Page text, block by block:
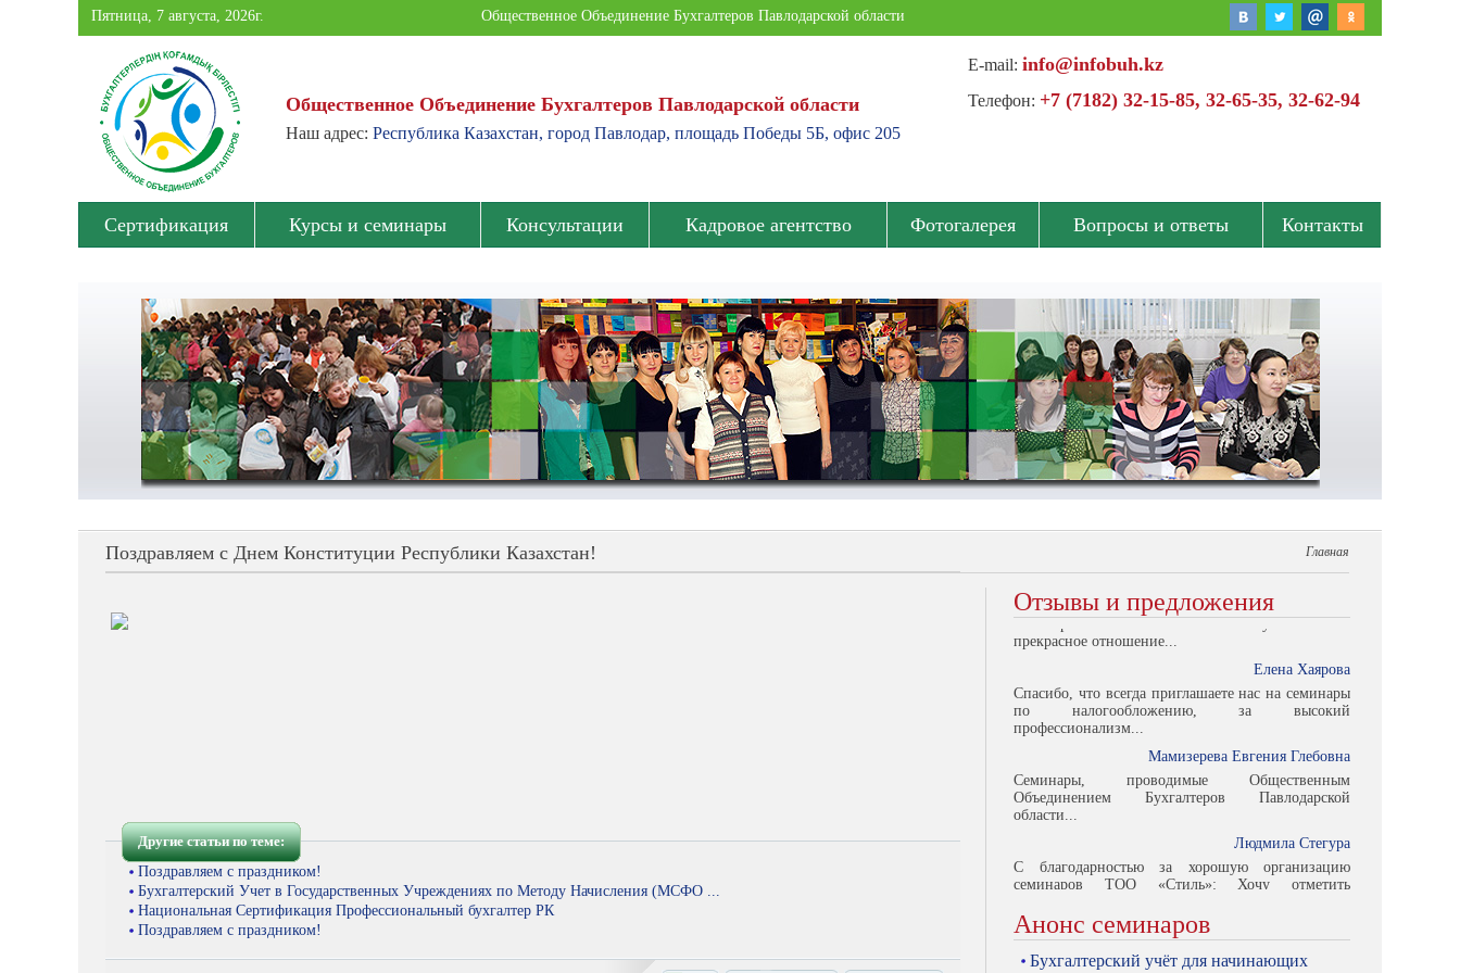
Пятница, 7 августа, 2026г. Общественное Объединение Бухгалтеров Павлодарской области
Общественное
Объединение
Бухгалтеров
Общественное Объединение Бухгалтеров Павлодарской области
Наш адрес: Республика Казахстан, город Павлодар, площадь Победы 5Б, офис 205
E-mail: info@infobuh.kz
Телефон: +7 (7182) 32-15-85, 32-65-35, 32-62-94
Сертификация Курсы и семинары Консультации Кадровое агентство Фотогалерея Вопросы и ответы Контакты
Поздравляем с Днем Конституции Республики Казахстан!
Другие статьи по теме:
Поздравляем с праздником!
Бухгалтерский Учет в Государственных Учреждениях по Методу Начисления (МСФО ...
Национальная Сертификация Профессиональный бухгалтер РК
Поздравляем с праздником!
Главная
Отзывы и предложения
Спасибо, что всегда приглашаете нас на семинары
по налогообложению, за высокий
профессионализм...
Мамизерева Евгения Глебовна
Семинары, проводимые Общественным
области...
семинаров ТОО «Стиль»: Хочу отметить
прекрасное отношение...
Спасибо, что всегда приглашаете нас на семинары
по налогообложению, за высокий
профессионализм...
Семинары, проводимые Общественным
Объединением Бухгалтеров Павлодарской
области...
С благодарностью за хорошую организацию
семинаров ТОО «Стиль»: Хочу отметить
прекрасное отношение...
Анонс семинаров
Бухгалтерский учёт для начинающих